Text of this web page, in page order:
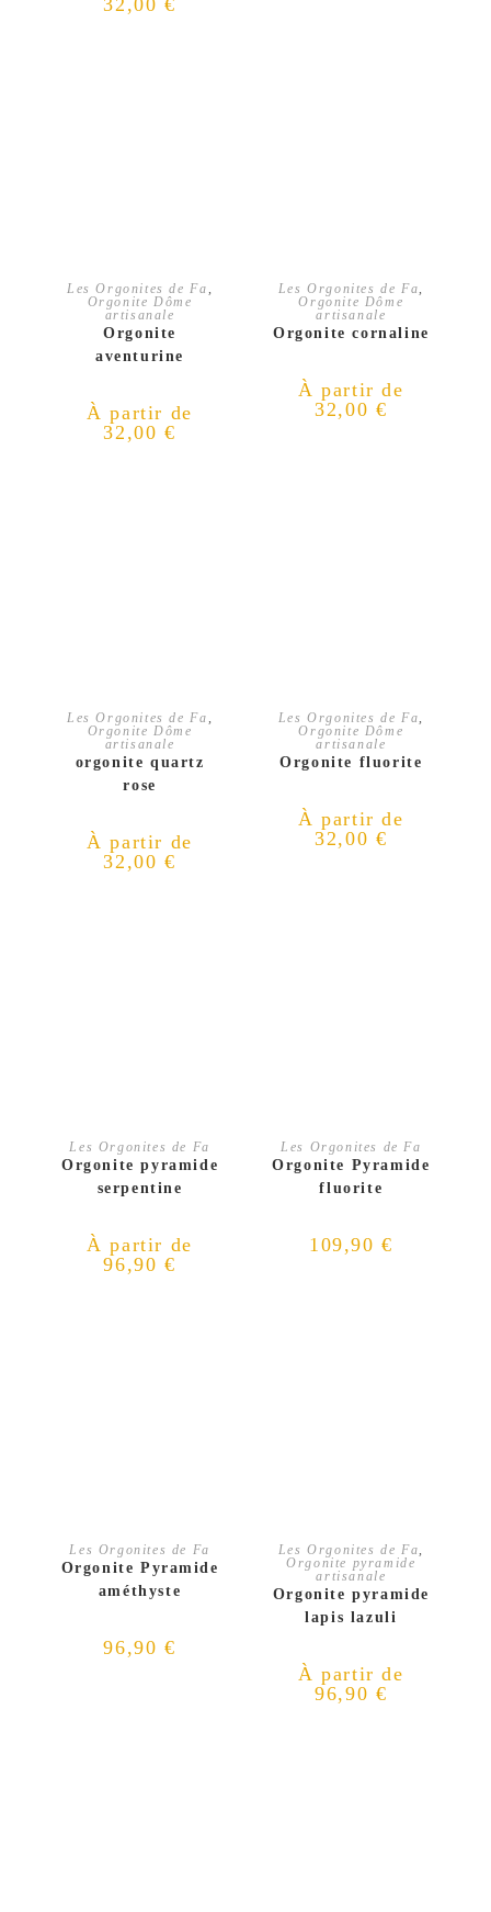
CHOIX DES OPTIONS
Les Orgonites de Fa,
Orgonite Dôme
artisanale
Orgonite
aventurine
À partir de
32,00€
CHOIX DES OPTIONS
Les Orgonites de Fa,
Orgonite Dôme
artisanale
Orgonite cornaline
À partir de
32,00 €
CHOIX DES OPTIONS
Les Orgonites de Fa,
Orgonite Dôme
artisanale
orgonite quartz
rose
À partir de
32,00€
CHOIX DES OPTIONS
Les Orgonites de Fa,
Orgonite Dôme
artisanale
Orgonite fluorite
À partir de
32,00 €
CHOIX DES OPTIONS
Les Orgonites de Fa
Orgonite pyramide
serpentine
À partir de
96,90€
AJOUTER AU PANIER
Les Orgonites de Fa
Orgonite Pyramide
fluorite
109,90€
AJOUTER AU PANIER
Les Orgonites de Fa
Orgonite Pyramide
améthyste
96,90€
CHOIX DES OPTIONS
Les Orgonites de Fa,
Orgonite pyramide
artisanale
Orgonite pyramide
lapis lazuli
À partir de
96,90 €